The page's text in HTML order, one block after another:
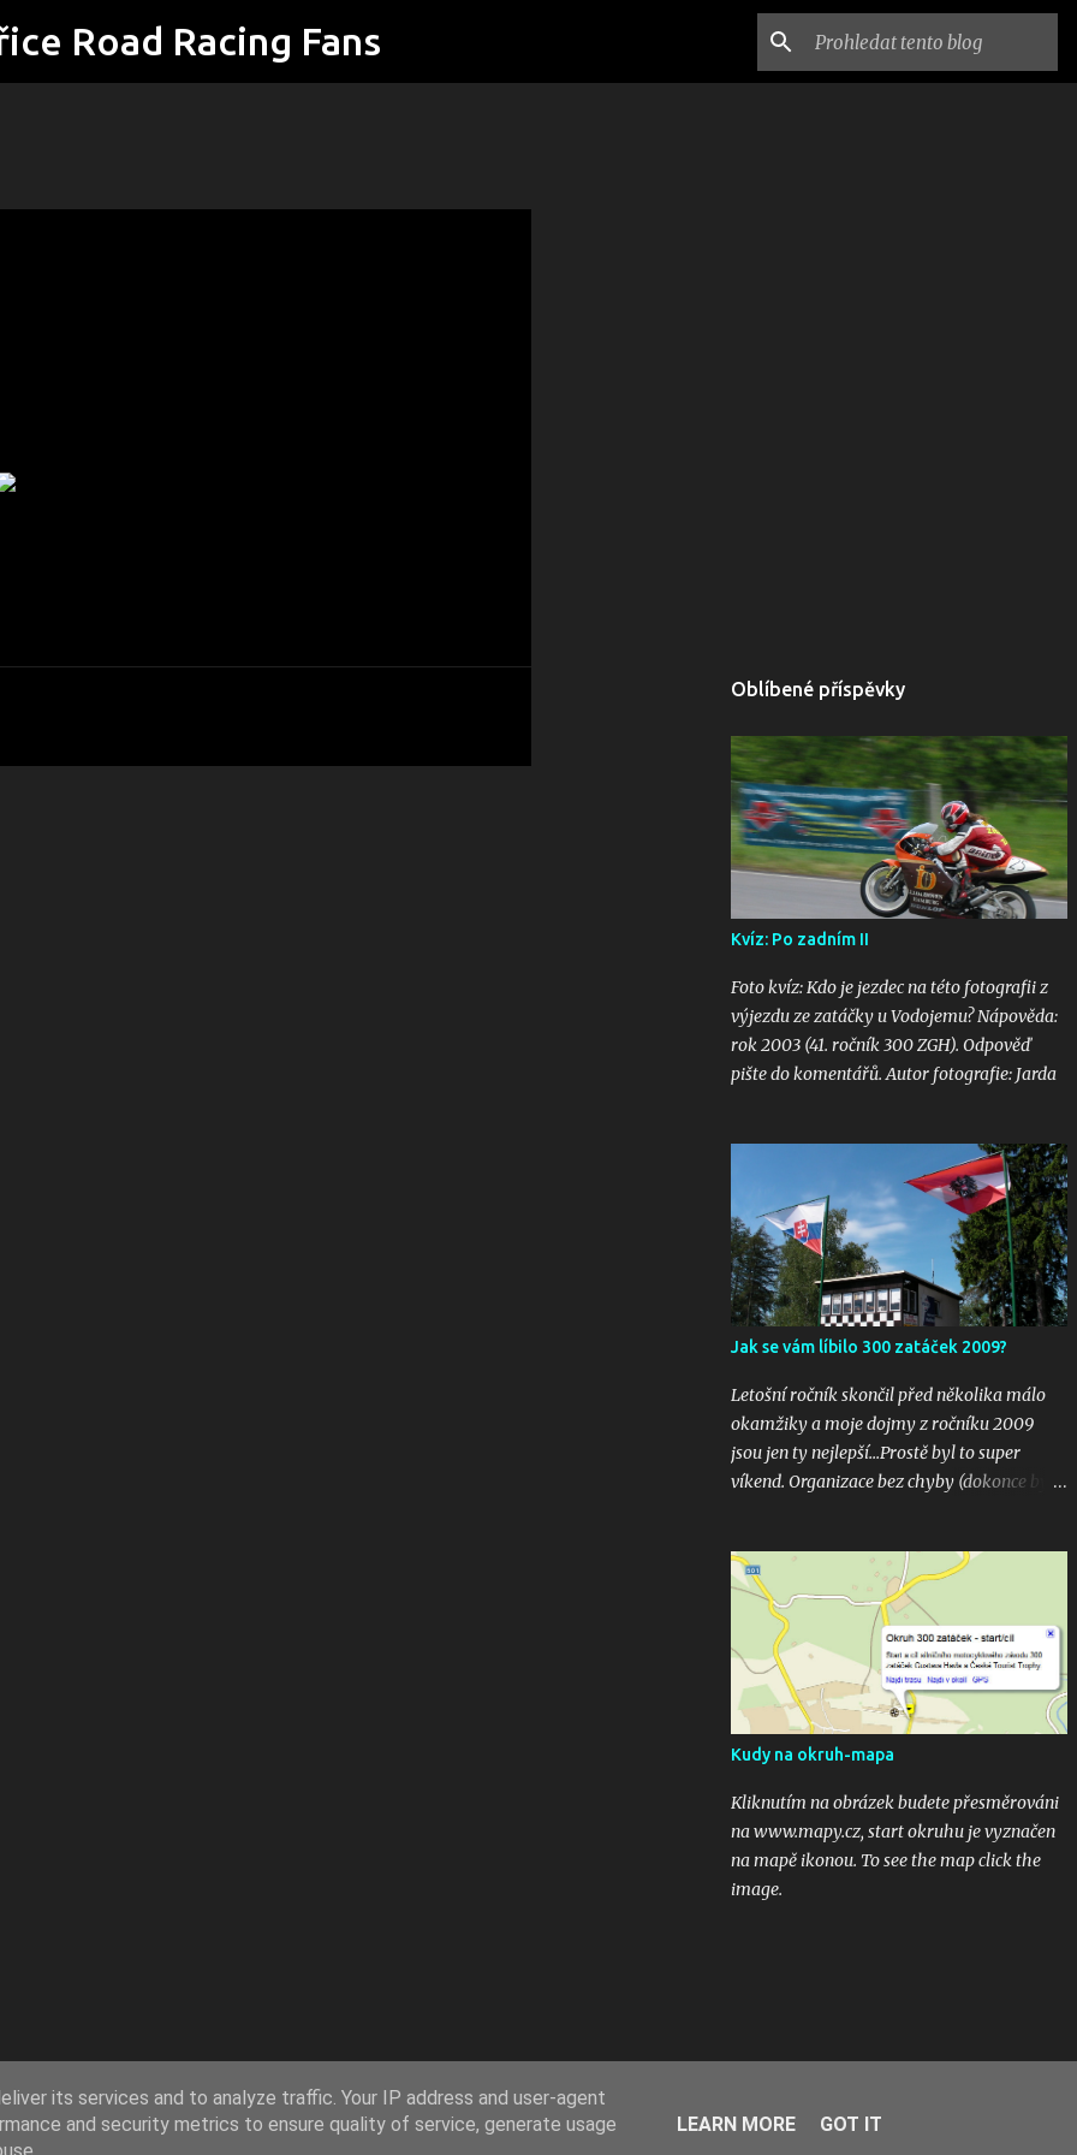
Přeskočit na hlavní obsah
Road Racing Fans
Oblíbené příspěvky
Kvíz: Po zadním II
Foto kvíz: Kdo je jezdec na této fotografii z
výjezdu ze zatáčky u Vodojemu? Nápověda:
rok 2003 (41. ročník 300 ZGH). Odpověď
pište do komentářů. Autor fotografie: Jarda
Jak se vám líbilo 300 zatáček 2009?
Letošní ročník skončil před několika málo
okamžiky a moje dojmy z ročníku 2009
jsou jen ty nejlepší...Prostě byl to super
víkend. Organizace bez chyby (dokonce bylo
žádná velká nehoda pokud vím a hlavně
překrásné souboje hned v několika
kubaturách. Máte fotky, videa ? Pošlete mi
odkaz na email 300zatacek@gmail.com a
podělte se s ostatními, budou uveřejněny na
těchto stránkých. Dík. A jak se líbily Zatáčky
vám? Pište do komentářů...
Kudy na okruh-mapa
Kliknutím na obrázek budete přesměrováni
na www.mapy.cz, start okruhu je vyznačen
na mapě ikonou. To see the map click the
image.
its services and to analyze traffic. Your IP address and user-agent
and security metrics to ensure quality of service, generate usage
LEARN MORE GOT IT